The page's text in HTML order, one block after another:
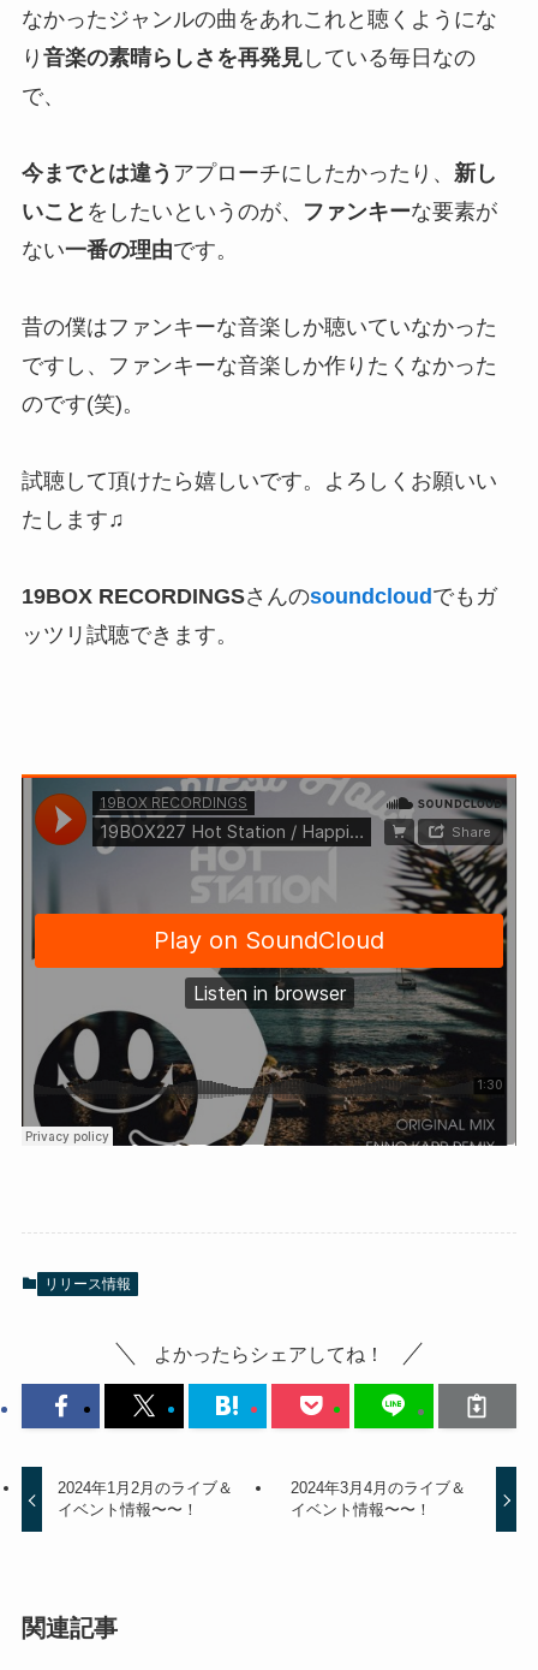
なかったジャンルの曲をあれこれと聴くようにな
り 音楽の素晴らしさを再発見している毎日なの
で、
今までとは違う アプローチにしたかったり、 新し
いこと をしたいというのが、 ファンキーな要素が
ない一番の理由です。
昔の僕はファンキーな音楽しか聴いていなかった
ですし、ファンキーな音楽しか作りたくなかった
のです(笑)。
試聴して頂けたら嬉しいです。よろしくお願いい
たします♫
19BOX RECORDINGSさんのsoundcloud でもガ
ッツリ試聴できます。
リリース情報
よかったらシェアしてね！
2024年1月2月のライブ＆
イベント情報〜〜！
2024年3月4月のライブ＆
イベント情報〜〜！
関連記事